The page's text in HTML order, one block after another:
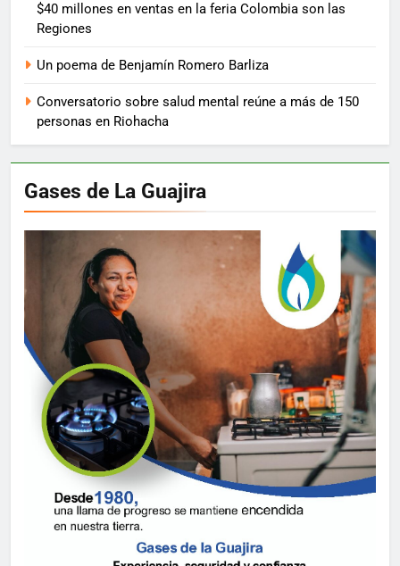
$40 millones en ventas en la feria Colombia son las
Regiones
Un poema de Benjamín Romero Barliza
Conversatorio sobre salud mental reúne a más de 150
personas en Riohacha
Gases de La Guajira